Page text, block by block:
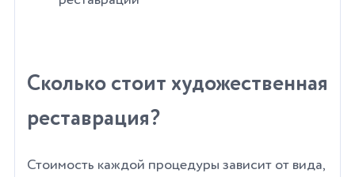
Сколько стоит художественная
реставрация?
Стоимость каждой процедуры зависит от вида,